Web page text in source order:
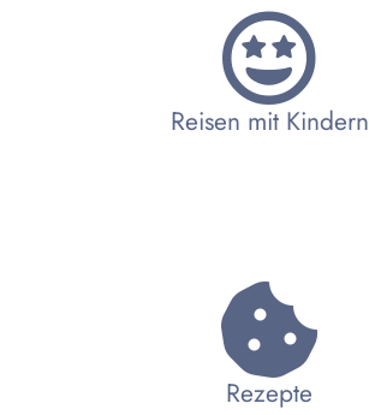
Reisen mit Kindern
Rezepte